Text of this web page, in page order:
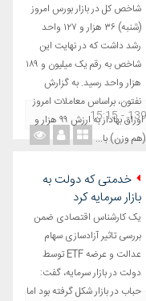
شاخص کل در بازار بورس امروز
(شنبه) ۳۶ هزار و ۱۲۷ واحد
رشد داشت که در نهایت این
شاخص به رقم یک میلیون و ۱۸۹
هزار واحد رسید. به گزارش
نفتون، براساس معاملات امروز
بیش از هفت میلیارد و ۷۱۲ میلیون سهم، حق تقدم و اوراق بهادار به ارزش ۹۹ هزار و
خدمتی که دولت به
بازار سرمایه کرد
یک کارشناس اقتصادی ضمن
بررسی تاثیر آزادسازی سهام
عدالت و عرضه ETF توسط
دولت در بازار سرمایه، گفت:
حباب در بازار شکل گرفته بود اما